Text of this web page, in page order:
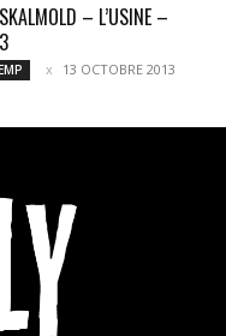
– L’USINE –
13 OCTOBRE 2013